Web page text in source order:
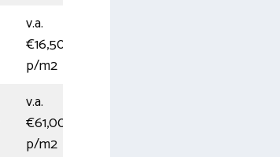
v.a.
€16,50
p/m2
v.a.
€61,00
p/m2